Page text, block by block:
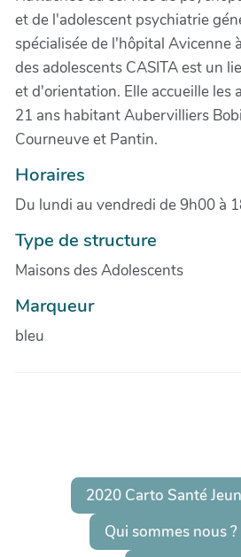
et de l'adolescent psychiatrie
spécialisée de l'hôpital Avicenne
des adolescents CASITA est un
et d'orientation. Elle accueille les
21 ans habitant Aubervilliers
Courneuve et Pantin.
Horaires
Du lundi au vendredi de 9h00 à
Type de structure
Maisons des Adolescents
Marqueur
bleu
2020 Carto Santé
Qui sommes nous ?